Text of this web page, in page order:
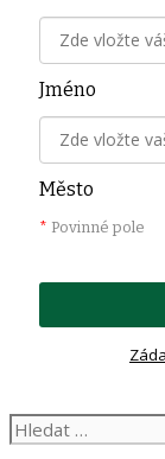
Jméno
Město
* Povinné pole
Hledat: